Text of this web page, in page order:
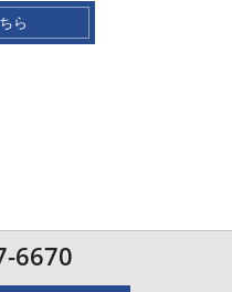
ら
6670